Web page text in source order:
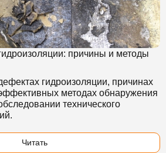
причины и методы
гидроизоляции, причинах
методах обнаружения
технического
Читать